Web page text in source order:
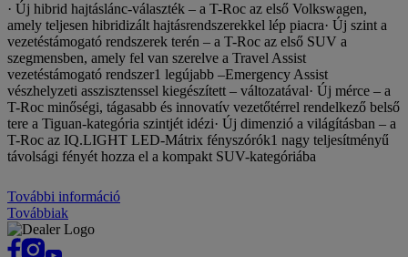
· Új hibrid hajtáslánc-választék – a T-Roc az első Volkswagen,
amely teljesen hibridizált hajtásrendszerekkel lép piacra· Új szint a
vezetéstámogató rendszerek terén – a T-Roc az első SUV a
szegmensben, amely fel van szerelve a Travel Assist
vezetéstámogató rendszer1 legújabb –Emergency Assist
vészhelyzeti asszisztenssel kiegészített – változatával· Új mérce – a
T-Roc minőségi, tágasabb és innovatív vezetőtérrel rendelkező belső
tere a Tiguan-kategória szintjét idézi· Új dimenzió a világításban – a
T-Roc az IQ.LIGHT LED-Mátrix fényszórók1 nagy teljesítményű
távolsági fényét hozza el a kompakt SUV-kategóriába
További információ
Továbbiak